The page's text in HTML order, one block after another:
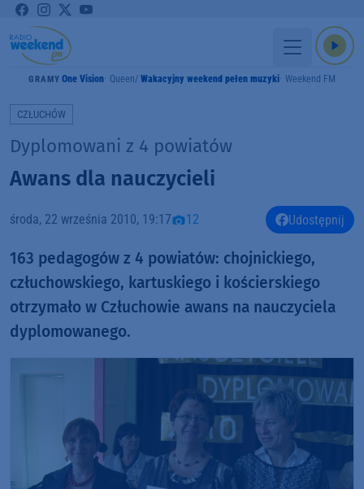
GRAMY One Vision Queen Wakacyjny weekend pełen muzyki Weekend FM
CZŁUCHÓW
Dyplomowani z 4 powiatów
Awans dla nauczycieli
środa, 22 września 2010, 19:17 12 Udostępnij
163 pedagogów z 4 powiatów: chojnickiego,
człuchowskiego, kartuskiego i kościerskiego
otrzymało w Człuchowie awans na nauczyciela
dyplomowanego.